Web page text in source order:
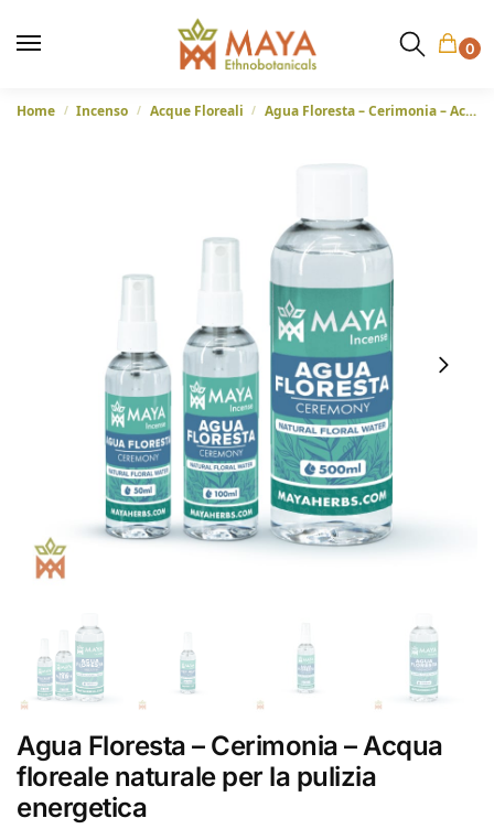
0
Home / Incenso / Acque Floreali / Agua Floresta – Cerimonia – Acqua floreale naturale per la pulizia energetica
Agua Floresta – Cerimonia – Acqua
floreale naturale per la pulizia
energetica